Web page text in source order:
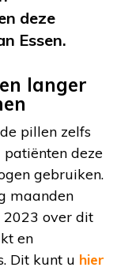
deze
Essen.
langer
pillen zelfs
deze
gebruiken.
maanden
over dit
en
Dit kunt u hier